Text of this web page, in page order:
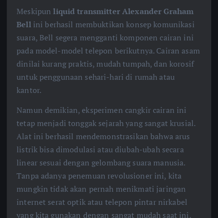
Meskipunliquid transmitter Alexander Graham
Bellini berhasil membuktikan konsep komunikasi
suara, Bell segera mengganti komponen cairan ini
pada model-model telepon berikutnya. Cairan asam
dinilai kurang praktis, mudah tumpah, dan korosif
untuk penggunaan sehari-hari di rumah atau
kantor.
Namun demikian, eksperimen cangkir cairan ini
tetap menjadi tonggak sejarah yang sangat krusial.
Alat ini berhasil mendemonstrasikan bahwa arus
listrik bisa dimodulasi atau diubah-ubah secara
linear sesuai dengan gelombang suara manusia.
Tanpa adanya penemuan revolusioner ini, kita
mungkin tidak akan pernah menikmati jaringan
internet serat optik atau telepon pintar nirkabel
yang kita gunakan dengan sangat mudah saat ini.